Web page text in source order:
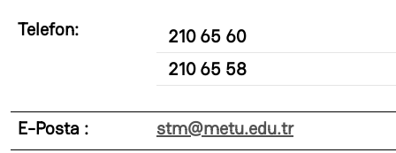
Telefon:
210 65 60
210 65 58
E-Posta : stm@metu.edu.tr